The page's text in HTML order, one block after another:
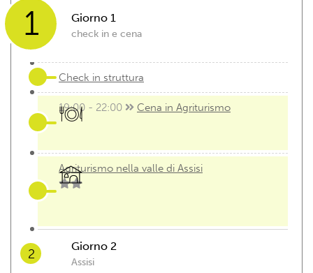
1 Giorno 1
check in e cena
Check in struttura
19:00 - 22:00 Cena in Agriturismo
Agriturismo nella valle di Assisi
2
Giorno 2
Assisi